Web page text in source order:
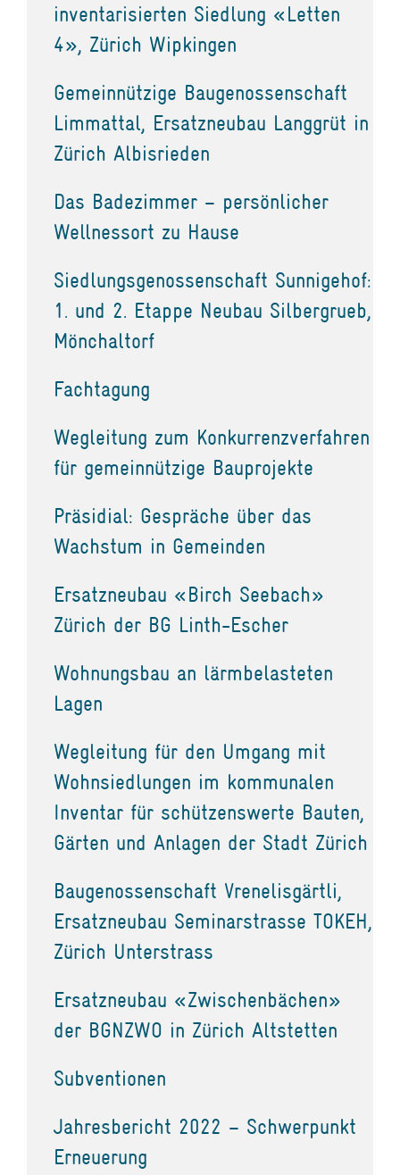
inventarisierten Siedlung «Letten
4», Zürich Wipkingen
Gemeinnützige Baugenossenschaft
Limmattal, Ersatzneubau Langgrüt in
Zürich Albisrieden
Das Badezimmer – persönlicher
Wellnessort zu Hause
Siedlungsgenossenschaft Sunnigehof:
1. und 2. Etappe Neubau Silbergrueb,
Mönchaltorf
Fachtagung
Wegleitung zum Konkurrenzverfahren
für gemeinnützige Bauprojekte
Präsidial: Gespräche über das
Wachstum in Gemeinden
Ersatzneubau «Birch Seebach»
Zürich der BG Linth-Escher
Wohnungsbau an lärmbelasteten
Lagen
Wegleitung für den Umgang mit
Wohnsiedlungen im kommunalen
Inventar für schützenswerte Bauten,
Gärten und Anlagen der Stadt Zürich
Baugenossenschaft Vrenelisgärtli,
Ersatzneubau Seminarstrasse TOKEH,
Zürich Unterstrass
Ersatzneubau «Zwischenbächen»
der BGNZWO in Zürich Altstetten
Subventionen
Jahresbericht 2022 – Schwerpunkt
Erneuerung